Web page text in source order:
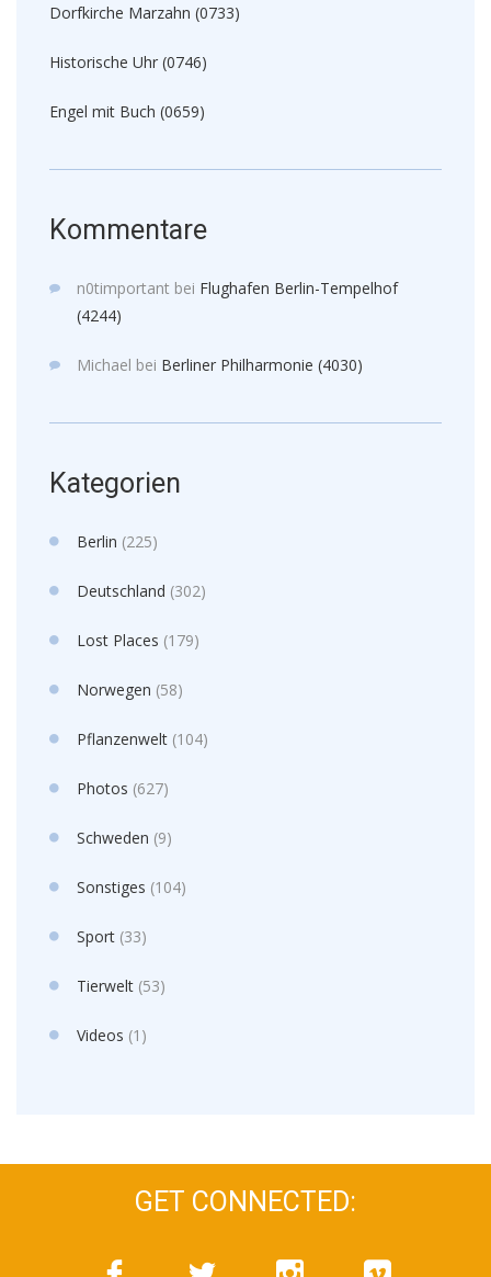
Dorfkirche Marzahn (0733)
Historische Uhr (0746)
Engel mit Buch (0659)
Kommentare
n0timportant bei Flughafen Berlin-Tempelhof
(4244)
Michael bei Berliner Philharmonie (4030)
Kategorien
Berlin (225)
Deutschland (302)
Lost Places (179)
Norwegen (58)
Pflanzenwelt (104)
Photos (627)
Schweden (9)
Sonstiges (104)
Sport (33)
Tierwelt (53)
Videos (1)
GET CONNECTED: